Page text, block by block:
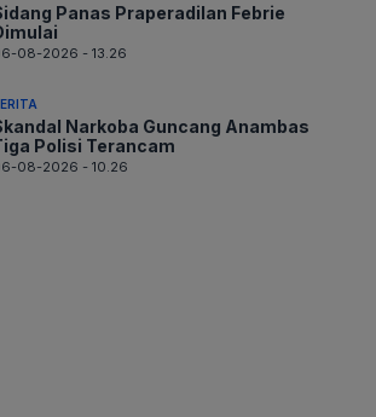
Panas Praperadilan Febrie
08-2026 - 13.26
Narkoba Guncang Anambas
Polisi Terancam
08-2026 - 10.26